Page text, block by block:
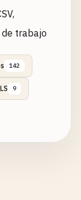
trabajo
142
9